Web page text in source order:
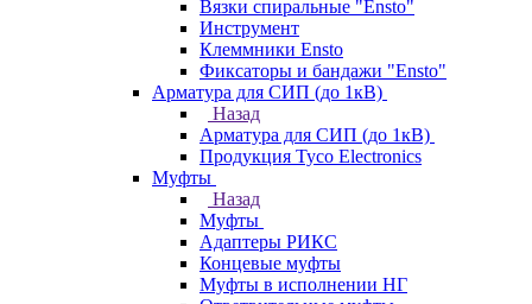
Вязки спиральные "Ensto"
Инструмент
Клеммники Ensto
Фиксаторы и бандажи "Ensto"
Арматура для СИП (до 1кВ)
Назад
Арматура для СИП (до 1кВ)
Продукция Tyco Electronics
Муфты
Назад
Муфты
Адаптеры РИКС
Концевые муфты
Муфты в исполнении НГ